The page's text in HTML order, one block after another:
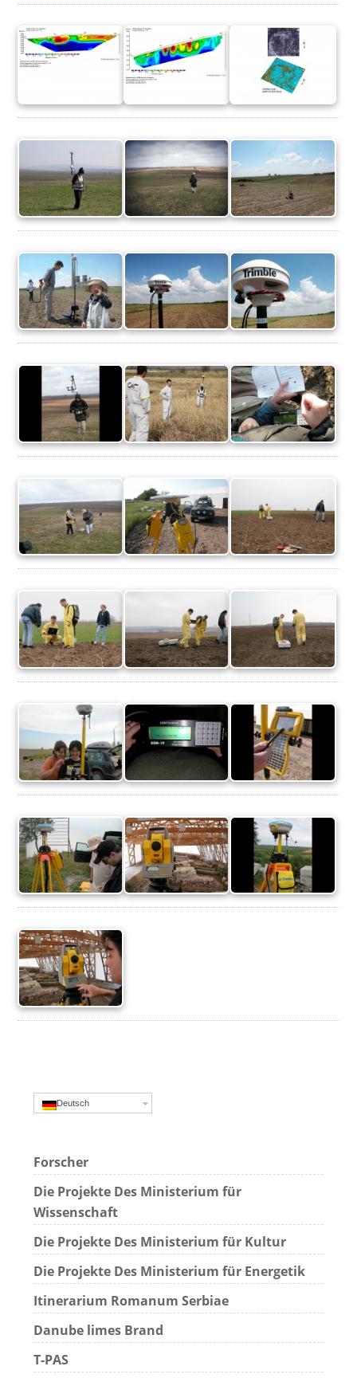
Deutsch
Forscher
Die Projekte Des Ministerium für
Wissenschaft
Die Projekte Des Ministerium für Kultur
Die Projekte Des Ministerium für Energetik
Itinerarium Romanum Serbiae
Danube limes Brand
T-PAS